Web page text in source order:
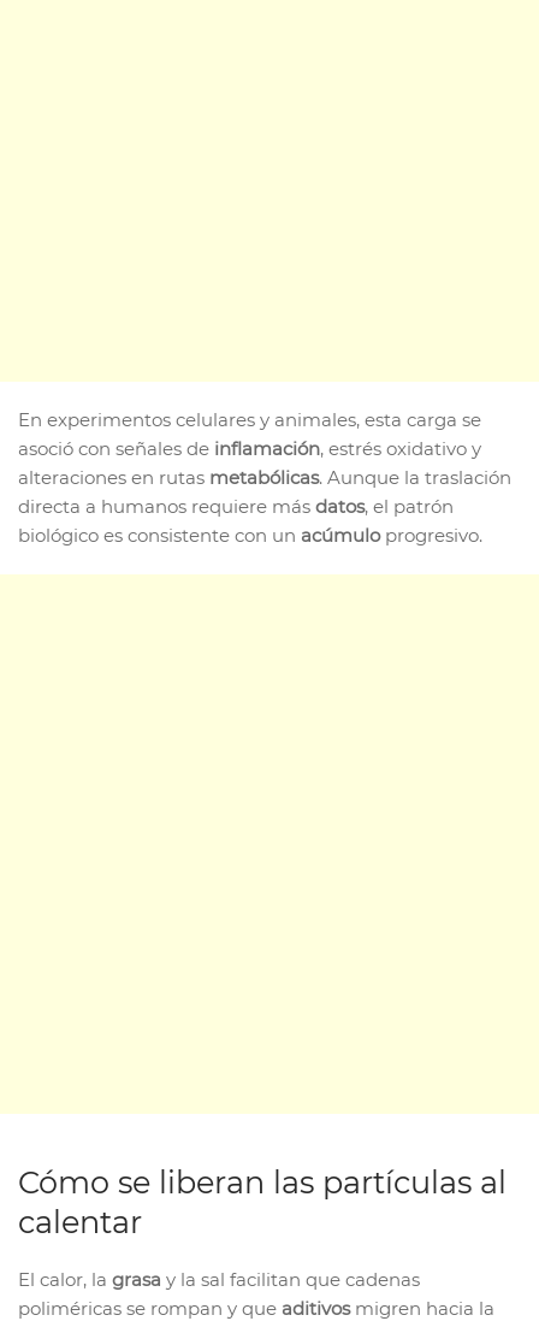
En experimentos celulares y animales, esta carga se
asoció con señales de inflamación, estrés oxidativo y
alteraciones en rutas metabólicas. Aunque la traslación
directa a humanos requiere más datos, el patrón
biológico es consistente con un acúmuloprogresivo.
Cómo se liberan las partículas al
calentar
El calor, la grasa y la sal facilitan que cadenas
poliméricas se rompan y que aditivosmigren hacia la